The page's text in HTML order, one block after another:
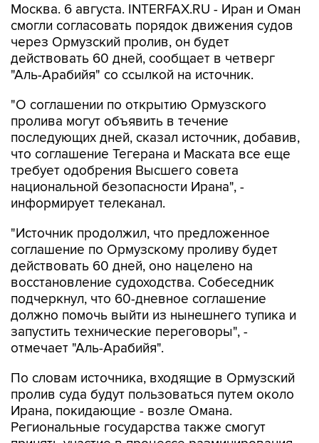
Москва. 6 августа. INTERFAX.RU - Иран и Оман
смогли согласовать порядок движения судов
через Ормузский пролив, он будет
действовать 60 дней, сообщает в четверг
"Аль-Арабийя" со ссылкой на источник.
"О соглашении по открытию Ормузского
пролива могут объявить в течение
последующих дней, сказал источник, добавив,
что соглашение Тегерана и Маската все еще
требует одобрения Высшего совета
национальной безопасности Ирана", -
информирует телеканал.
"Источник продолжил, что предложенное
соглашение по Ормузскому проливу будет
действовать 60 дней, оно нацелено на
восстановление судоходства. Собеседник
подчеркнул, что 60-дневное соглашение
должно помочь выйти из нынешнего тупика и
запустить технические переговоры", -
отмечает "Аль-Арабийя".
По словам источника, входящие в Ормузский
пролив суда будут пользоваться путем около
Ирана, покидающие - возле Омана.
Региональные государства также смогут